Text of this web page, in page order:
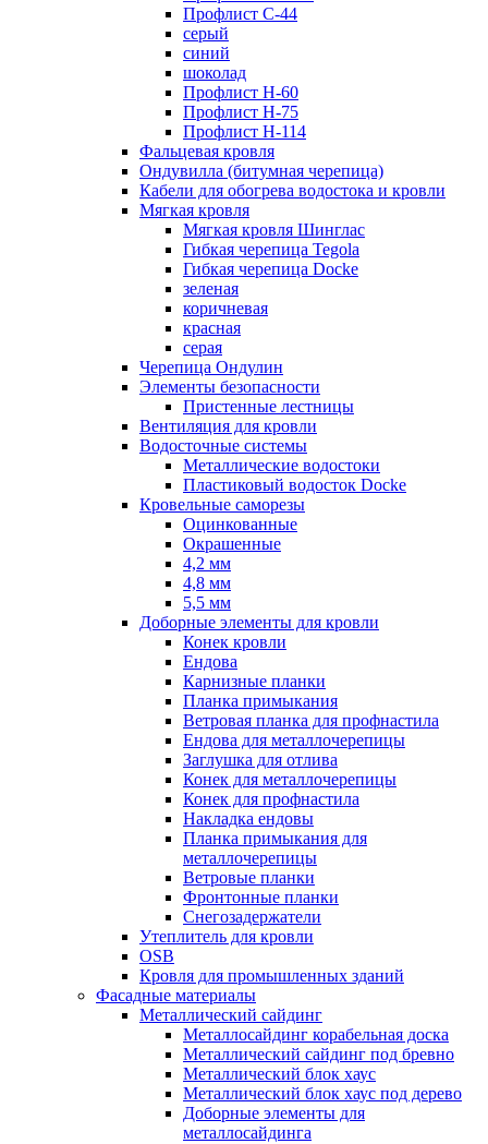
Профлист С-44
серый
синий
шоколад
Профлист Н-60
Профлист Н-75
Профлист H-114
Фальцевая кровля
Ондувилла (битумная черепица)
Кабели для обогрева водостока и кровли
Мягкая кровля
Мягкая кровля Шинглас
Гибкая черепица Tegola
Гибкая черепица Docke
зеленая
коричневая
красная
серая
Черепица Ондулин
Элементы безопасности
Пристенные лестницы
Вентиляция для кровли
Водосточные системы
Металлические водостоки
Пластиковый водосток Docke
Кровельные саморезы
Оцинкованные
Окрашенные
4,2 мм
4,8 мм
5,5 мм
Доборные элементы для кровли
Конек кровли
Ендова
Карнизные планки
Планка примыкания
Ветровая планка для профнастила
Ендова для металлочерепицы
Заглушка для отлива
Конек для металлочерепицы
Конек для профнастила
Накладка ендовы
Планка примыкания для
металлочерепицы
Ветровые планки
Фронтонные планки
Снегозадержатели
Утеплитель для кровли
OSB
Кровля для промышленных зданий
Фасадные материалы
Металлический сайдинг
Металлосайдинг корабельная доска
Металлический сайдинг под бревно
Металлический блок хаус
Металлический блок хаус под дерево
Доборные элементы для
металлосайдинга